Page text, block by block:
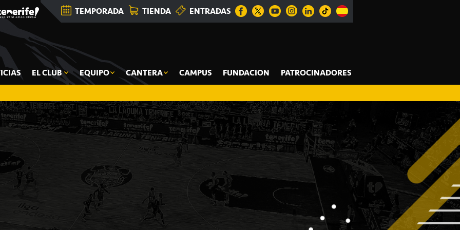
TEMPORADA TIENDA ENTRADAS
EL CLUB EQUIPO CANTERA CAMPUS FUNDACION PATROCINADORES